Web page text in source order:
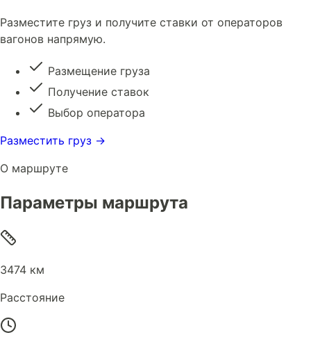
Разместите груз и получите ставки от операторов
вагонов напрямую.
Размещение груза
Получение ставок
Выбор оператора
Разместить груз →
О маршруте
Параметры маршрута
3474 км
Расстояние